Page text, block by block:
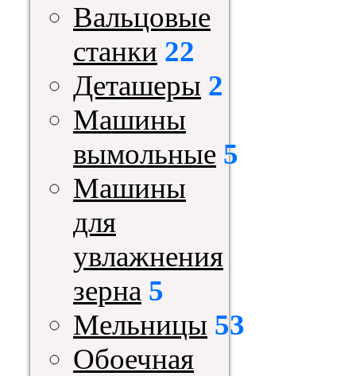
Вальцовые
станки 22
Деташеры 2
Машины
вымольные 5
Машины
для
увлажнения
зерна 5
Мельницы 53
Обоечная